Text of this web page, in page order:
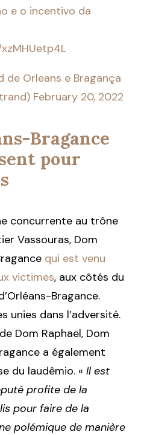
e o incentivo da
de Orleans e Bragança
February 20, 2022
Bragance
pour
concurrente au trône
Vassouras, Dom
qui est venu
victimes, aux côtés du
Bragance.
unies dans l’adversité.
Dom Raphaël, Dom
a également
du laudêmio. « Il est
profite de la
pour faire de la
polémique de manière